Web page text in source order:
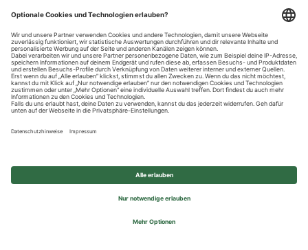
Datenschutzhinweise
Impressum
Privatsphäre-Einstellungen
© 2026 REWE Group - All rights reserved